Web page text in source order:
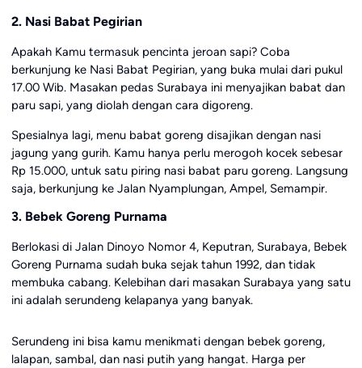
2. Nasi Babat Pegirian
Apakah Kamu termasuk pencinta jeroan sapi? Coba
berkunjung ke Nasi Babat Pegirian, yang buka mulai dari pukul
17.00 Wib. Masakan pedas Surabaya ini menyajikan babat dan
paru sapi, yang diolah dengan cara digoreng.
Spesialnya lagi, menu babat goreng disajikan dengan nasi
jagung yang gurih. Kamu hanya perlu merogoh kocek sebesar
Rp 15.000, untuk satu piring nasi babat paru goreng. Langsung
saja, berkunjung ke Jalan Nyamplungan, Ampel, Semampir.
3. Bebek Goreng Purnama
Berlokasi di Jalan Dinoyo Nomor 4, Keputran, Surabaya, Bebek
Goreng Purnama sudah buka sejak tahun 1992, dan tidak
membuka cabang. Kelebihan dari masakan Surabaya yang satu
ini adalah serundeng kelapanya yang banyak.
Serundeng ini bisa kamu menikmati dengan bebek goreng,
lalapan, sambal, dan nasi putih yang hangat. Harga per